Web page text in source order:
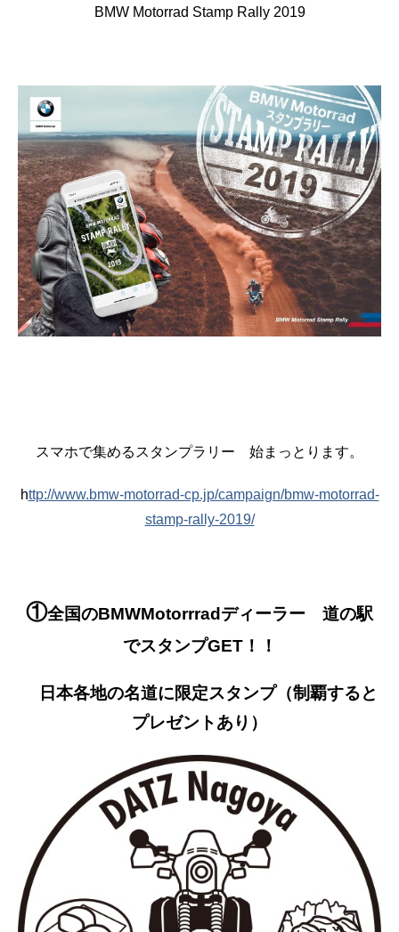
BMW Motorrad Stamp Rally 2019
スマホで集めるスタンプラリー 始まっとります。
http://www.bmw-motorrad-cp.jp/campaign/bmw-motorrad-
stamp-rally-2019/
①全国のBMWMotorrradディーラー 道の駅
でスタンプGET！！
日本各地の名道に限定スタンプ（制覇すると
プレゼントあり）